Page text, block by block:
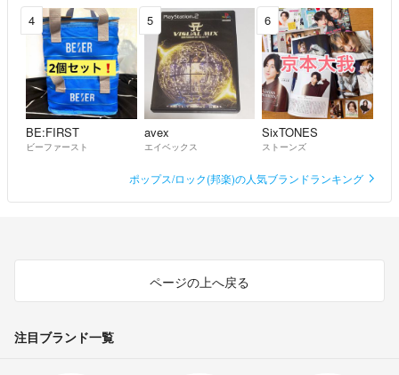
4
BE:FIRST
ビーファースト
5
avex
エイベックス
6
SixTONES
ストーンズ
ポップス/ロック(邦楽)の人気ブランドランキング
ページの上へ戻る
注目ブランド一覧